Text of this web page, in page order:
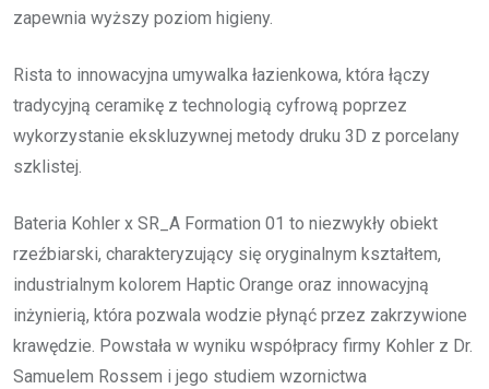
zapewnia wyższy poziom higieny.
Rista to innowacyjna umywalka łazienkowa, która łączy
tradycyjną ceramikę z technologią cyfrową poprzez
wykorzystanie ekskluzywnej metody druku 3D z porcelany
szklistej.
Bateria Kohler x SR_A Formation 01 to niezwykły obiekt
rzeźbiarski, charakteryzujący się oryginalnym kształtem,
industrialnym kolorem Haptic Orange oraz innowacyjną
inżynierią, która pozwala wodzie płynąć przez zakrzywione
krawędzie. Powstała w wyniku współpracy firmy Kohler z Dr.
Samuelem Rossem i jego studiem wzornictwa